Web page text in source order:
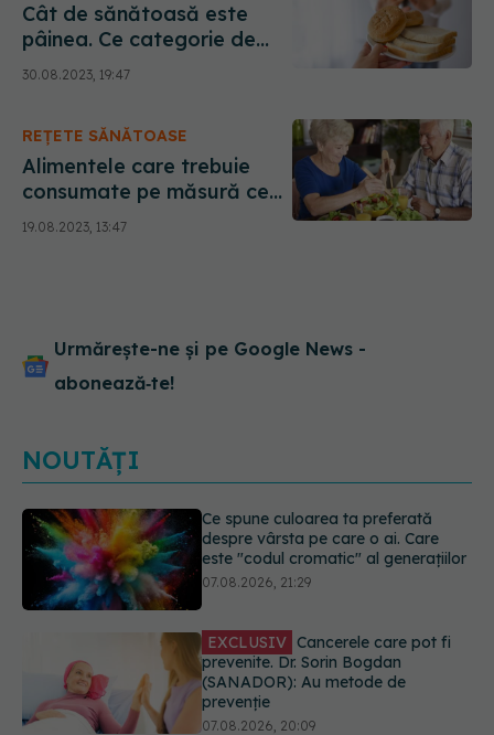
Cât de sănătoasă este
pâinea. Ce categorie de
persoane nu ar trebui să o
consume. Ce trebuie să știi
bază
30.08.2023, 19:47
REȚETE SĂNĂTOASE
Alimentele care trebuie
consumate pe măsură ce
îmbătrânești. Cum
interacționează cu
19.08.2023, 13:47
Urmărește-ne și pe Google News -
abonează‑te!
NOUTĂȚI
EXCLUSIV Cancerele care pot fi
prevenite. Dr. Sorin Bogdan
(SANADOR): Au metode de
Testul din deget care ar putea
indica riscul pentru 8 boli majore
07.08.2026, 18:34